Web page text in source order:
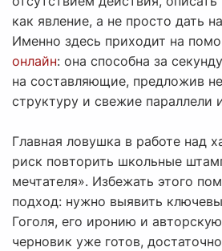
как явление, а не просто дать
Именно здесь приходит на
онлайн: она способна за
на составляющие, предложив
структуру и свежие параллели
Главная ловушка в работе над
риск повторить школьные
мечтателя». Избежать этого
подход: нужно выявить
Гоголя, его иронию и
черновик уже готов,